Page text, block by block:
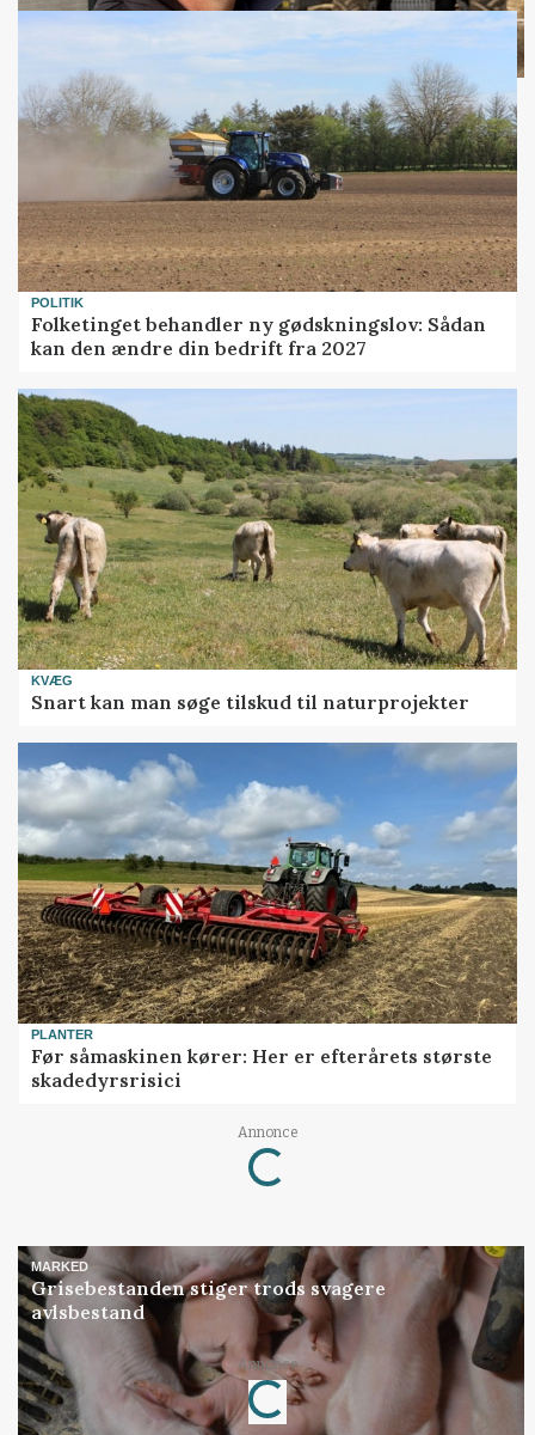
POLITIK
Folketinget behandler ny gødskningslov: Sådan
kan den ændre din bedrift fra 2027
KVÆG
Snart kan man søge tilskud til naturprojekter
PLANTER
Før såmaskinen kører: Her er efterårets største
skadedyrsrisici
Annonce
Loading...
MARKED
Grisebestanden stiger trods svagere
avlsbestand
Annonce
Loading...